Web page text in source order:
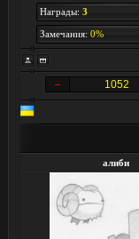
Награды: 3
Замечания: 0%
1052
алиби